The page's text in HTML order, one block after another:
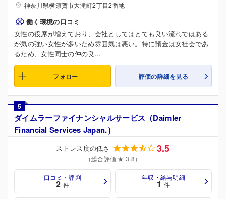
神奈川県横須賀市大滝町2丁目2番地
働く環境の口コミ
女性の役席が増えており、会社としてはとても良い流れではある
が気の強い女性が多いため雰囲気は悪い。特に預金は女社会であ
るため、女性同士の仲の良...
フォロー 評価の詳細を見る
5
ダイムラーファイナンシャルサービス（Daimler
Financial Services Japan.）
ストレス度の低さ 3.5
（総合評価 ★ 3.8）
口コミ・評判
2 件
年収・給与明細
1 件